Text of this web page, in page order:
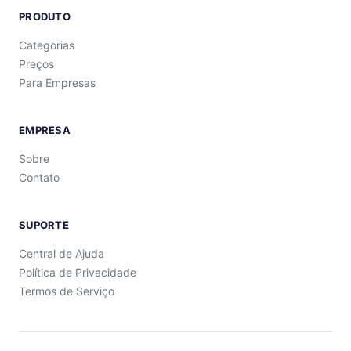
PRODUTO
Categorias
Preços
Para Empresas
EMPRESA
Sobre
Contato
SUPORTE
Central de Ajuda
Política de Privacidade
Termos de Serviço